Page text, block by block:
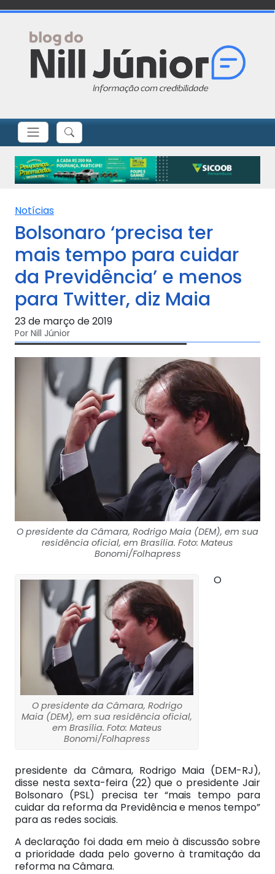
Notícias
Bolsonaro ‘precisa ter
mais tempo para cuidar
da Previdência’ e menos
para Twitter, diz Maia
23 de março de 2019
Por Nill Júnior
O presidente da Câmara, Rodrigo Maia (DEM), em sua
residência oficial, em Brasília. Foto: Mateus
Bonomi/Folhapress
O presidente da Câmara, Rodrigo
Maia (DEM), em sua residência oficial,
em Brasília. Foto: Mateus
Bonomi/Folhapress
O
presidente da Câmara, Rodrigo Maia (DEM-RJ),
disse nesta sexta-feira (22) que o presidente Jair
Bolsonaro (PSL) precisa ter “mais tempo para
cuidar da reforma da Previdência e menos tempo”
para as redes sociais.
A declaração foi dada em meio à discussão sobre
a prioridade dada pelo governo à tramitação da
reforma na Câmara.